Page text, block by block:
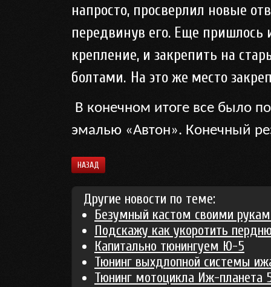
напросто, просверлил новые
передвинув его. Еще пришлось
крепление, и закрепить на
болтами. На это же место
В конечном итоге все было
эмалью «Автон». Конечный
НАЗАД
Другие новости по теме:
Безумный кастом своими
Подскажу как укоротить
Капитально тюнингуем Ю-5
Тюнинг выхдлопной системы
Тюнинг мотоцикла Иж-планета